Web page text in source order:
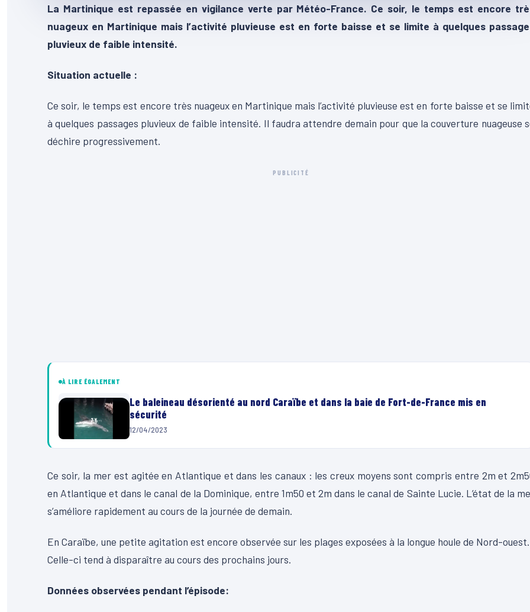
La Martinique est repassée en vigilance verte par Météo-France. Ce soir, le temps est encore
nuageux en Martinique mais l’activité pluvieuse est en forte baisse et se limite à quelques
pluvieux de faible intensité.
Situation actuelle :
Ce soir, le temps est encore très nuageux en Martinique mais l’activité pluvieuse est en forte baisse et se
à quelques passages pluvieux de faible intensité. Il faudra attendre demain pour que la couverture nuageuse
déchire progressivement.
PUBLICITÉ
À LIRE ÉGALEMENT
Le baleineau désorienté au nord Caraïbe et dans la baie de Fort-de-France mis en
sécurité
12/04/2023
Ce soir, la mer est agitée en Atlantique et dans les canaux : les creux moyens sont compris entre 2m et
en Atlantique et dans le canal de la Dominique, entre 1m50 et 2m dans le canal de Sainte Lucie. L’état de la
s’améliore rapidement au cours de la journée de demain.
En Caraïbe, une petite agitation est encore observée sur les plages exposées à la longue houle de Nord-ouest.
Celle-ci tend à disparaître au cours des prochains jours.
Données observées pendant l’épisode: